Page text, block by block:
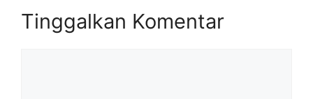
Tinggalkan Komentar